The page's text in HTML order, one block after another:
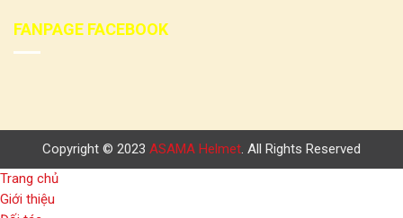
FANPAGE FACEBOOK
Copyright © 2023 ASAMA Helmet. All Rights Reserved
Trang chủ
Giới thiệu